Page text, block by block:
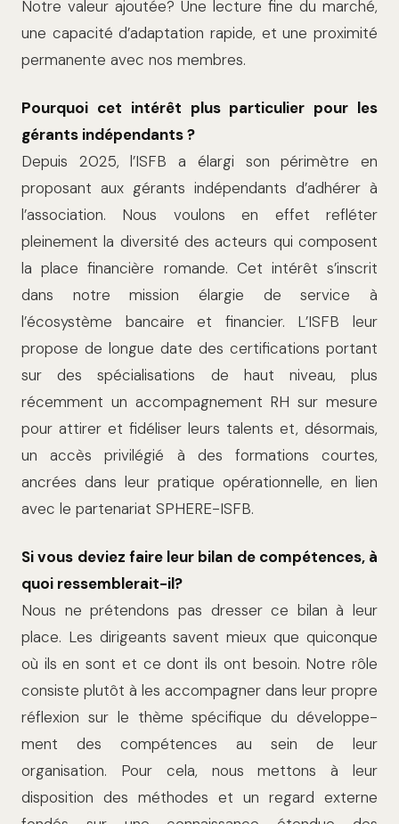
Notre valeur ajoutée? Une lec­ture fine du marché,
une capacité d’adaptation rapide, et une proximité
per­manente avec nos membres.
Pourquoi cet intérêt plus particulier pour les
gérants indépendants ?
Depuis 2025, l’ISFB a élargi son périmètre en
proposant aux gérants indépendants d’adhérer à
l’association. Nous voulons en effet refléter
pleinement la diversité des acteurs qui composent
la place financière romande. Cet intérêt s’inscrit
dans notre mission élargie de service à
l’écosystème bancaire et financier. L’ISFB leur
propose de longue date des certifications portant
sur des spécialisations de haut niveau, plus
récemment un accompagnement RH sur mesure
pour attirer et fidéliser leurs talents et, désormais,
un accès privilégié à des formations courtes,
ancrées dans leur pra­tique opérationnelle, en lien
avec le parte­nariat SPHERE-ISFB.
Si vous deviez faire leur bilan de compétences, à
quoi ressemblerait-il?
Nous ne prétendons pas dresser ce bilan à leur
place. Les dirigeants savent mieux que quiconque
où ils en sont et ce dont ils ont besoin. Notre rôle
consiste plutôt à les accompagner dans leur propre
réflexion sur le thème spécifique du développe­
ment des compétences au sein de leur
organisation. Pour cela, nous mettons à leur
disposition des méthodes et un regard externe